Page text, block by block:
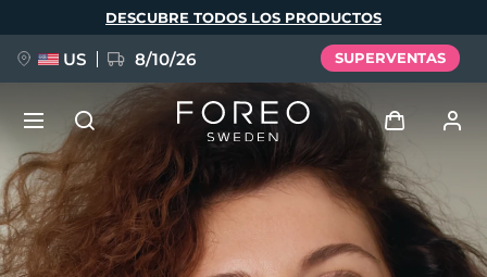
DESCUBRE TODOS LOS PRODUCTOS
US 8/10/26 SUPERVENTAS
Iniciar sesión
Perfil de usuario
NUEVO
BREAKING NEWS
Idioma